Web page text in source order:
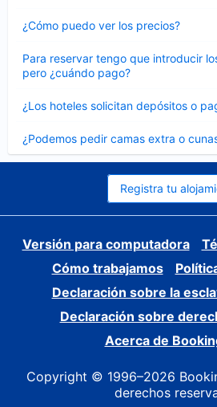
¿Cómo puedo ver los precios?
cerrado
Para reservar tengo que introducir
pero ¿cuándo pago?
cerrado
¿Los hoteles solicitan depósitos o
cerrado
¿Podemos pedir camas extra o
cerrado
Registra tu
Versión para computadora
Cómo trabajamos
Declaración sobre la
Declaración sobre
Acerca de
Copyright © 1996–2026
derechos